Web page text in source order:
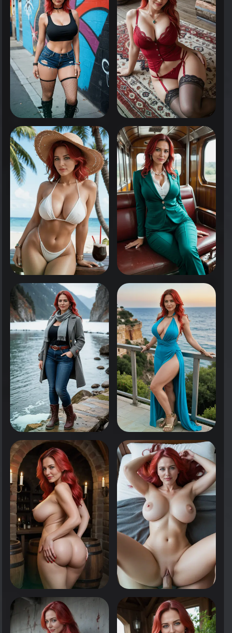
0
انقر لرؤية
0
انقر لرؤية
0
انقر لرؤية
0
انقر لرؤية
0
انقر لرؤية
0
انقر لرؤية
0
انقر لرؤية
0
انقر لرؤية